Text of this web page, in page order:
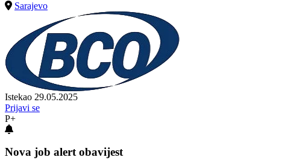
Sarajevo
Istekao 29.05.2025
Prijavi se
P+
Nova job alert obavijest